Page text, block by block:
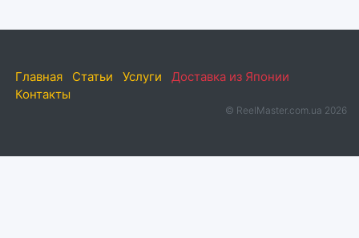
Главная Статьи Услуги
Доставка из Японии
Контакты
© ReelMaster.com.ua 2026